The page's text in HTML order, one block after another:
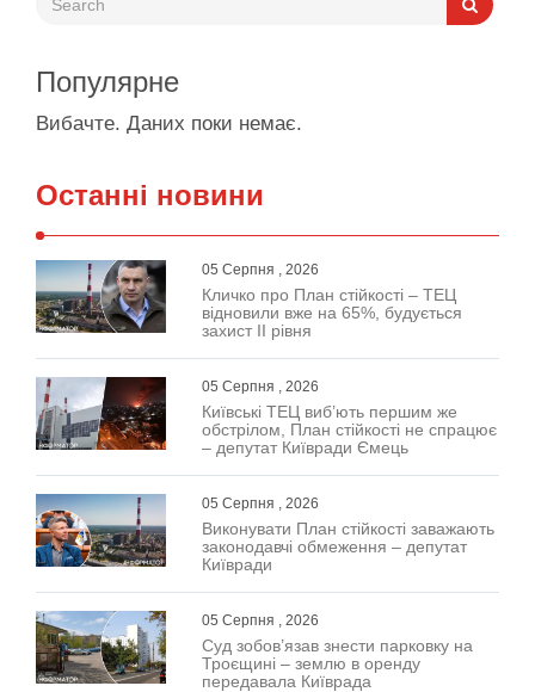
Популярне
Вибачте. Даних поки немає.
Останні новини
05 Серпня , 2026
Кличко про План стійкості – ТЕЦ
відновили вже на 65%, будується
захист ІІ рівня
05 Серпня , 2026
Київські ТЕЦ виб’ють першим же
обстрілом, План стійкості не спрацює
– депутат Київради Ємець
05 Серпня , 2026
Виконувати План стійкості заважають
законодавчі обмеження – депутат
Київради
05 Серпня , 2026
Суд зобов’язав знести парковку на
Троєщині – землю в оренду
передавала Київрада